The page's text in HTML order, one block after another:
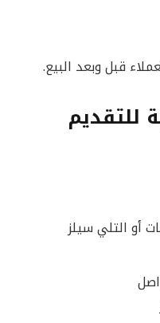
قبل وبعد البيع.
للتقديم